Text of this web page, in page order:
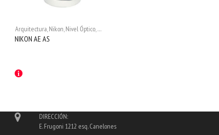
Arquitectura,Nikon,Nivel Óptico,Niveles Ópticos
NIKON AE AS
DIRECCIÓN:
E. Frugoni 1212 esq. Canelones